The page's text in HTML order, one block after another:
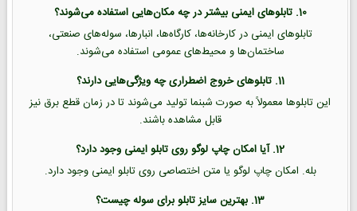
10. تابلوهای ایمنی بیشتر در چه مکان‌هایی استفاده می‌شوند؟
تابلوهای ایمنی در کارخانه‌ها، کارگاه‌ها، انبارها، سوله‌های صنعتی،
ساختمان‌ها و محیط‌های عمومی استفاده می‌شوند.
11. تابلوهای خروج اضطراری چه ویژگی‌هایی دارند؟
این تابلوها معمولاً به صورت شبنما تولید می‌شوند تا در زمان قطع برق نیز
قابل مشاهده باشند.
12. آیا امکان چاپ لوگو روی تابلو ایمنی وجود دارد؟
بله. امکان چاپ لوگو یا متن اختصاصی روی تابلو ایمنی وجود دارد.
13. بهترین سایز تابلو برای سوله چیست؟